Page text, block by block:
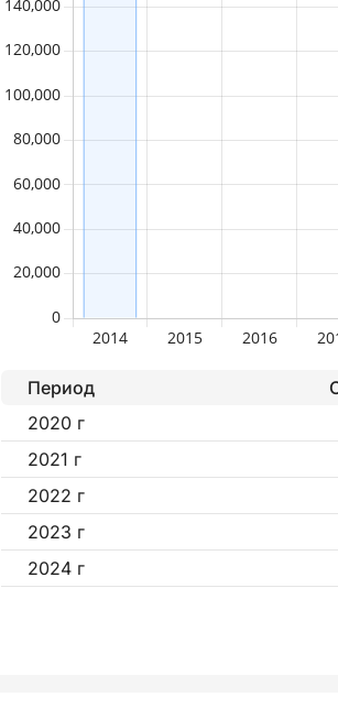
Период
2020 г
2021 г
2022 г
2023 г
2024 г